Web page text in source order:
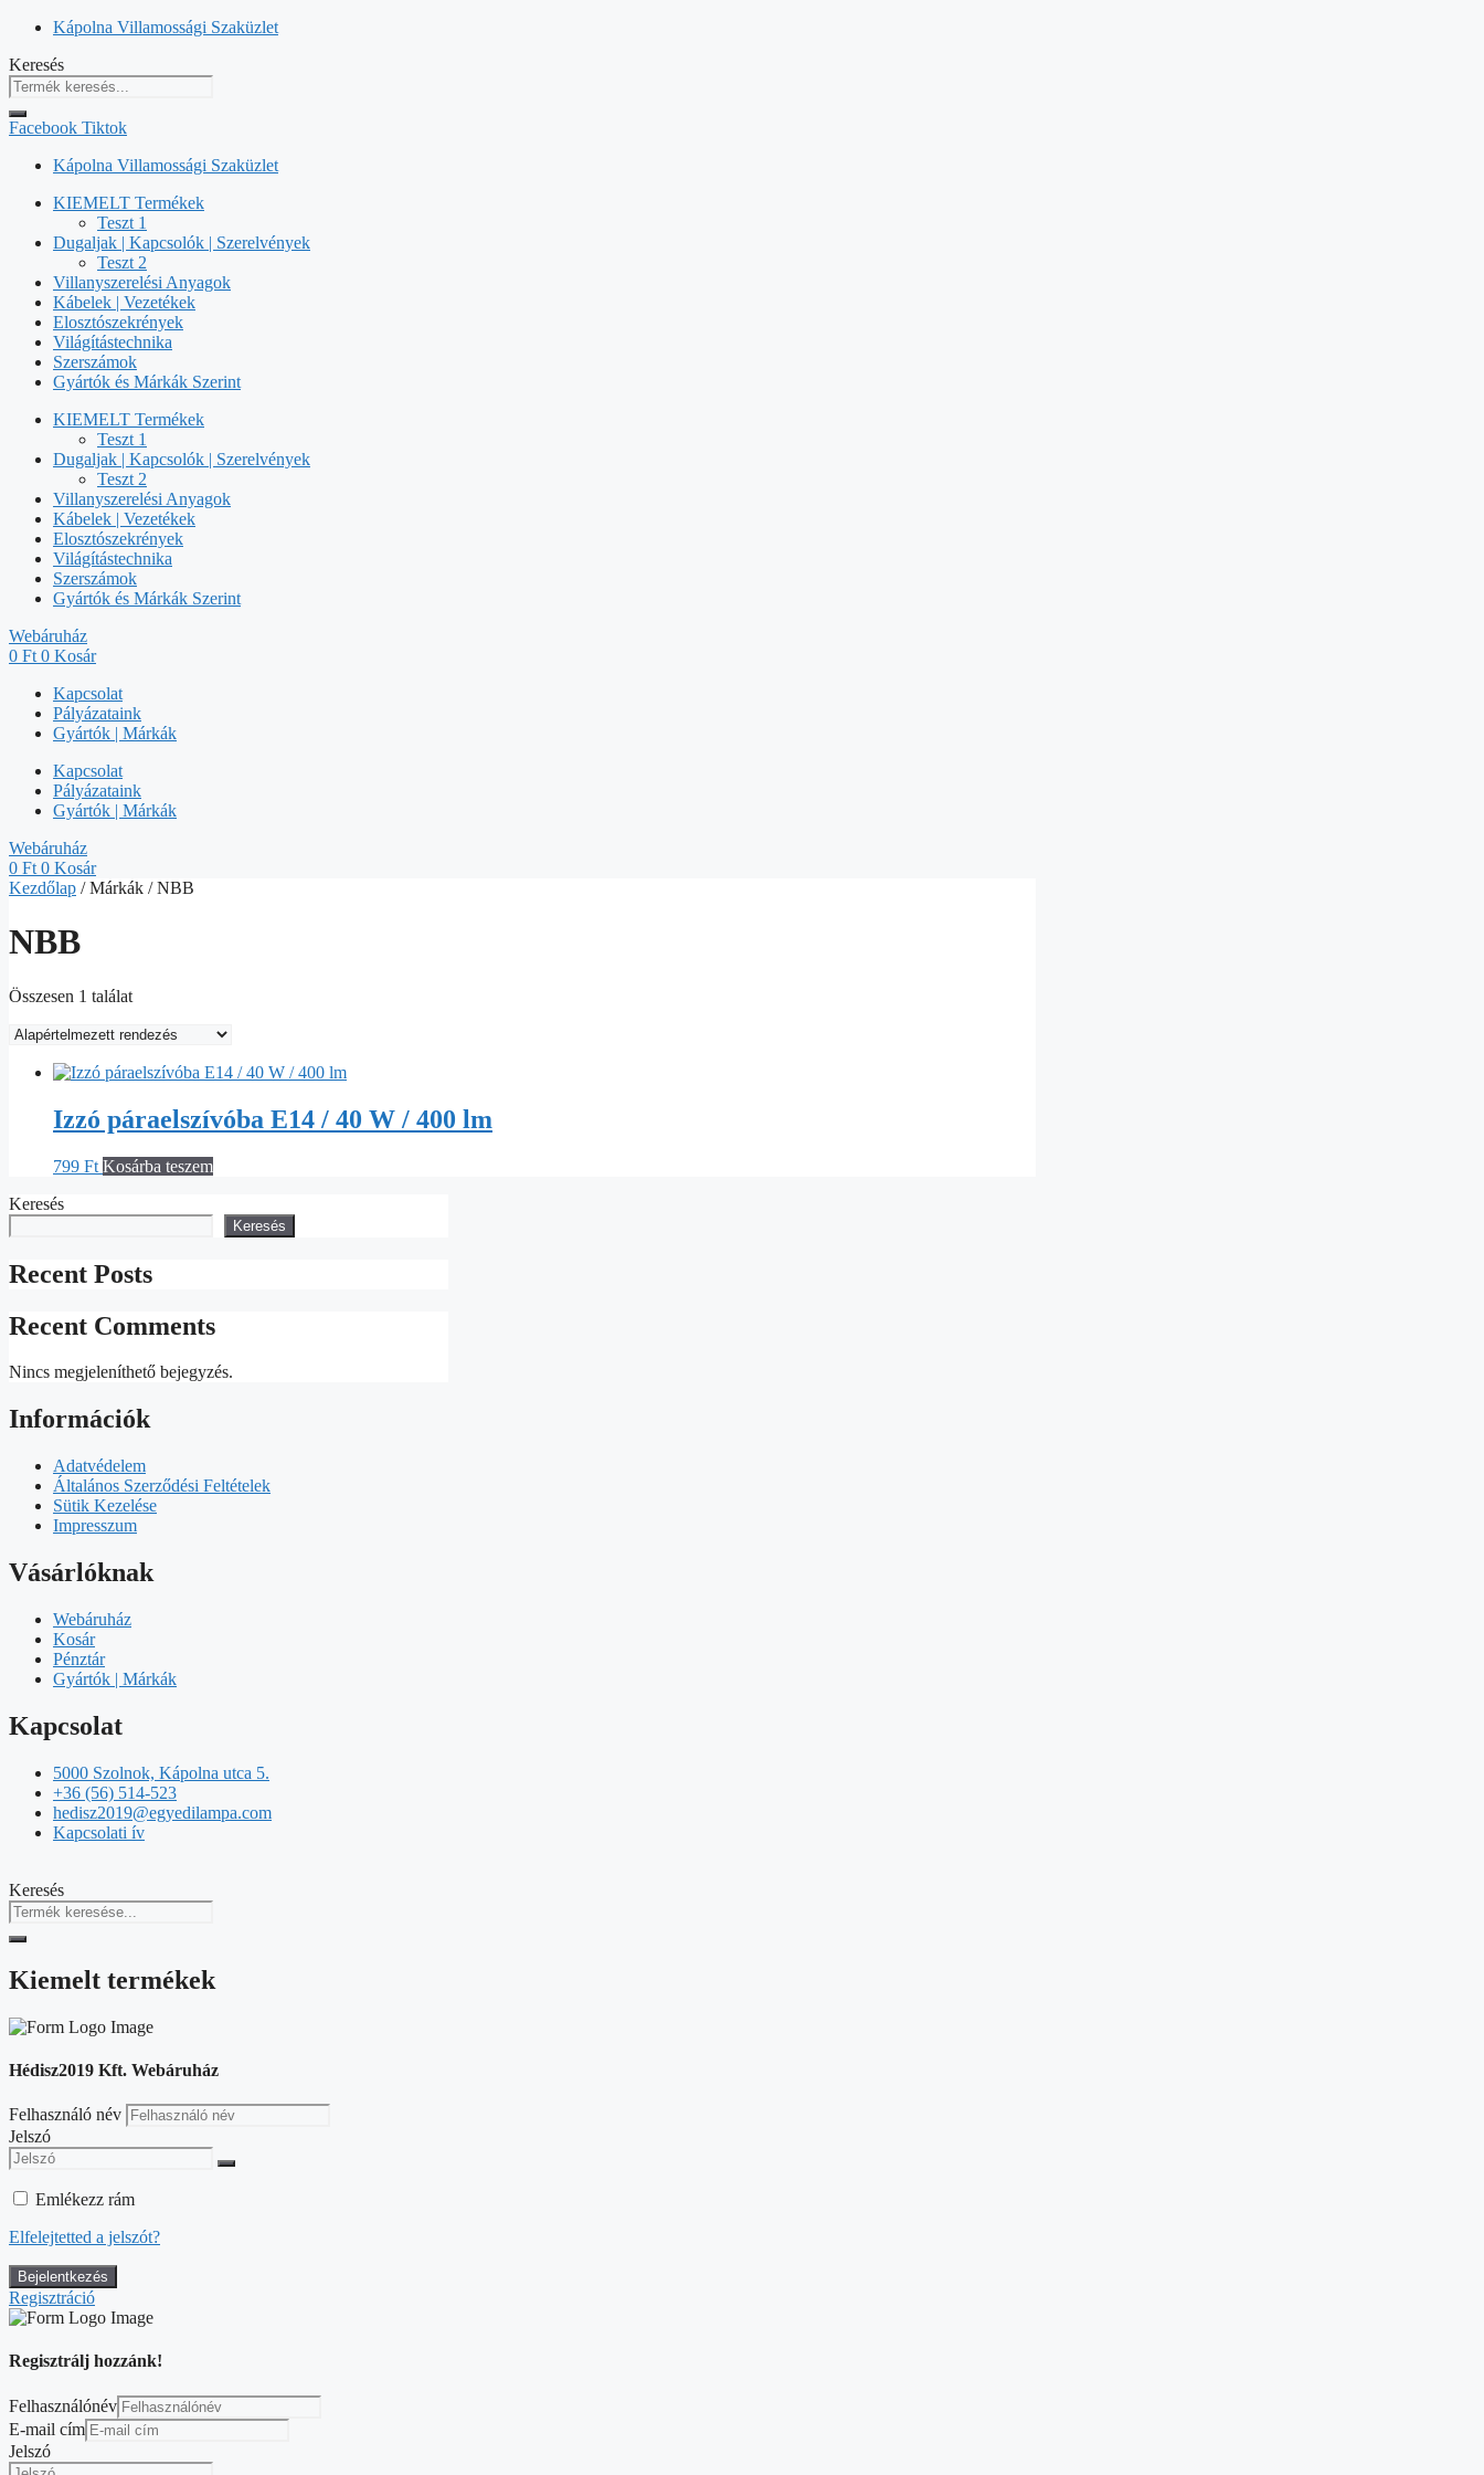
Kilépés
tartalomba
Kápolna Villamossági Szaküzlet
Keresés
Facebook Tiktok
Kápolna Villamossági Szaküzlet
KIEMELT Termékek
Teszt 1
Dugaljak | Kapcsolók | Szerelvények
Teszt 2
Villanyszerelési Anyagok
Kábelek | Vezetékek
Elosztószekrények
Világítástechnika
Szerszámok
Gyártók és Márkák Szerint
KIEMELT Termékek
Teszt 1
Dugaljak | Kapcsolók | Szerelvények
Teszt 2
Villanyszerelési Anyagok
Kábelek | Vezetékek
Elosztószekrények
Világítástechnika
Szerszámok
Gyártók és Márkák Szerint
Webáruház
0 Ft 0 Kosár
Kapcsolat
Pályázataink
Gyártók | Márkák
Kapcsolat
Pályázataink
Gyártók | Márkák
Webáruház
0 Ft 0 Kosár
Kezdőlap / Márkák / NBB
NBB
Összesen 1 találat
Izzó páraelszívóba E14 / 40 W / 400 lm
799 Ft Kosárba teszem
Keresés
Keresés
Recent Posts
Recent Comments
Nincs megjeleníthető bejegyzés.
Információk
Adatvédelem
Általános Szerződési Feltételek
Sütik Kezelése
Impresszum
Vásárlóknak
Webáruház
Kosár
Pénztár
Gyártók | Márkák
Kapcsolat
5000 Szolnok, Kápolna utca 5.
+36 (56) 514-523
hedisz2019@egyedilampa.com
Kapcsolati ív
Keresés
Kiemelt termékek
Hédisz2019 Kft. Webáruház
Felhasználó név
Jelszó
Emlékezz rám
Elfelejtetted a jelszót?
Regisztráció
Regisztrálj hozzánk!
Felhasználónév
E-mail cím
Jelszó